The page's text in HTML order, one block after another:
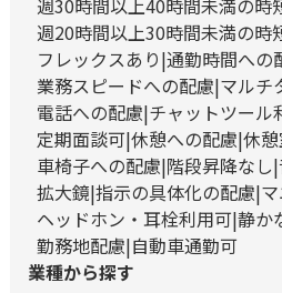
週30時間以上40時間未満の時
週20時間以上30時間未満の時
フレックスあり 通勤時間への
業務スピードへの配慮 マルチ
電話への配慮 チャットツール
定期面談可 休憩への配慮 休
車椅子への配慮 階段昇降なし
拡大鏡 指示の具体化の配慮
ヘッドホン・耳栓利用可 静か
勤務地配慮 自動車通勤可
業種から探す